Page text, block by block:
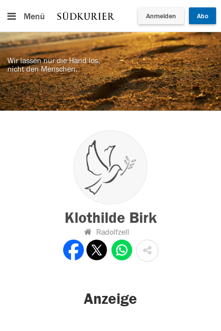
Menü Anmelden Abo
Wir lassen nur die Hand los,
nicht den Menschen.
Klothilde Birk
Radolfzell
Anzeige